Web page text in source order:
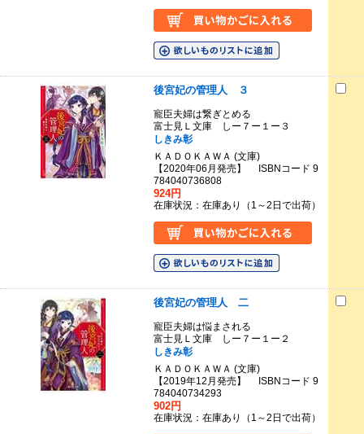
後宮妃の管理人 ３
寵臣夫婦は繋ぎとめる
富士見Ｌ文庫 しー７ー１ー３
しきみ彰
ＫＡＤＯＫＡＷＡ (文庫)
【2020年06月発売】 ISBNコード 9
784040736808
924円
在庫状況：在庫あり（1～2日で出荷）
後宮妃の管理人 二
寵臣夫婦は悩まされる
富士見Ｌ文庫 しー７ー１ー２
しきみ彰
ＫＡＤＯＫＡＷＡ (文庫)
【2019年12月発売】 ISBNコード 9
784040734293
902円
在庫状況：在庫あり（1～2日で出荷）